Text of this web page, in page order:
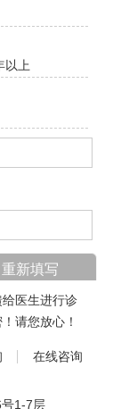
以上
医生进行诊
请您放心！
在线咨询
1-7层